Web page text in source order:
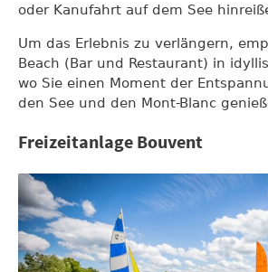
oder Kanufahrt auf dem See
Um das Erlebnis zu verlängern,
Beach (Bar und Restaurant) in
wo Sie einen Moment der
den See und den Mont-Blanc
Freizeitanlage Bouvent